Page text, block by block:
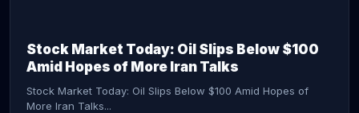
Stock Market Today: Oil Slips Below $100
Amid Hopes of More Iran Talks
Stock Market Today: Oil Slips Below $100 Amid Hopes of
More Iran Talks...